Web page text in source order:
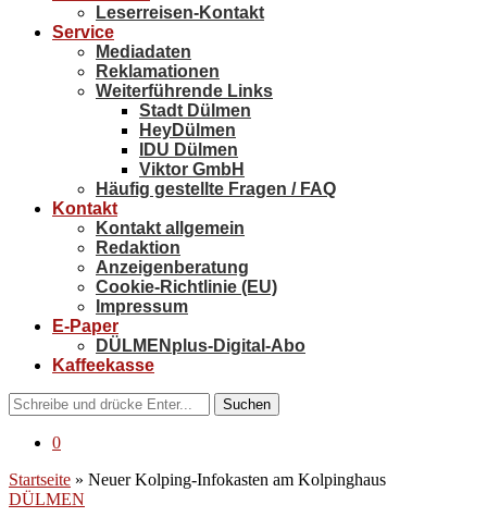
Leserreisen-Kontakt
Service
Mediadaten
Reklamationen
Weiterführende Links
Stadt Dülmen
HeyDülmen
IDU Dülmen
Viktor GmbH
Häufig gestellte Fragen / FAQ
Kontakt
Kontakt allgemein
Redaktion
Anzeigenberatung
Cookie-Richtlinie (EU)
Impressum
E-Paper
DÜLMENplus-Digital-Abo
Kaffeekasse
Suchen
0
Startseite » Neuer Kolping-Infokasten am Kolpinghaus
DÜLMEN